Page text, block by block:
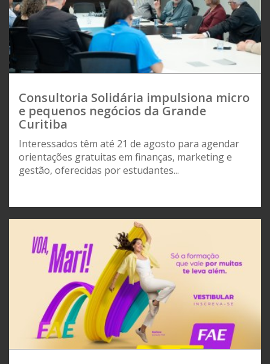
Consultoria Solidária impulsiona micro
e pequenos negócios da Grande
Curitiba
Interessados têm até 21 de agosto para agendar
orientações gratuitas em finanças, marketing e
gestão, oferecidas por estudantes...